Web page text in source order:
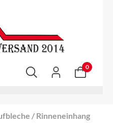
0
/ Rinneneinhang